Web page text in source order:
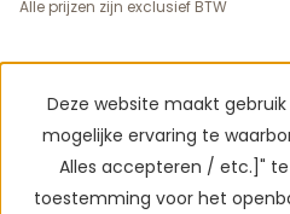
Alle prijzen zijn exclusief BTW
Deze website maakt
mogelijke ervaring te
Alles accepteren / etc.]"
toestemming voor het